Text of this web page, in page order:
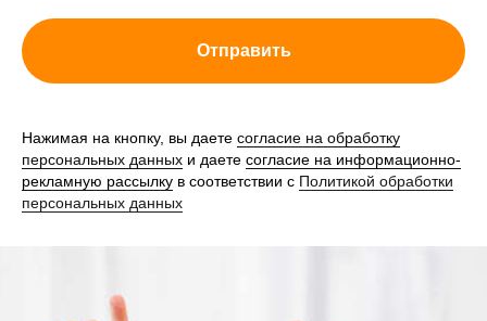
Отправить
Нажимая на кнопку, вы даете согласие на обработку
персональных данных и даете согласие на информационно-
рекламную рассылку в соответствии с Политикой обработки
персональных данных